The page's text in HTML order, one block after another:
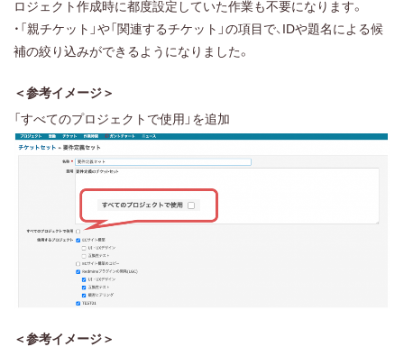
ロジェクト作成時に都度設定していた作業も不要になります。
・「親チケット」や「関連するチケット」の項目で、IDや題名による候
補の絞り込みができるようになりました。
＜参考イメージ＞
「すべてのプロジェクトで使用」を追加
＜参考イメージ＞